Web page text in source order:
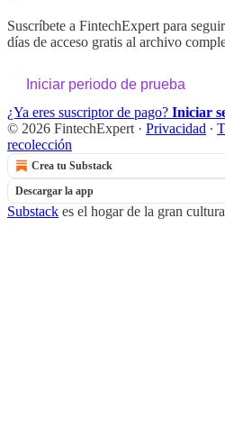
Suscríbete a FintechExpert para
días de acceso gratis al archivo
Iniciar periodo de prueba
¿Ya eres suscriptor de pago? Iniciar
© 2026 FintechExpert · Privacidad ∙
recolección
Crea tu Substack
Descargar la app
Substack es el hogar de la gran cultura